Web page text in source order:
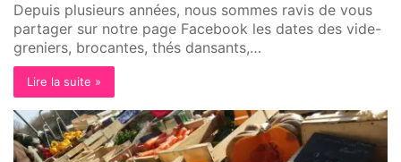
Depuis plusieurs années, nous sommes ravis de vous
partager sur notre page Facebook les dates des vide-
greniers, brocantes, thés dansants,…
Lire la suite »